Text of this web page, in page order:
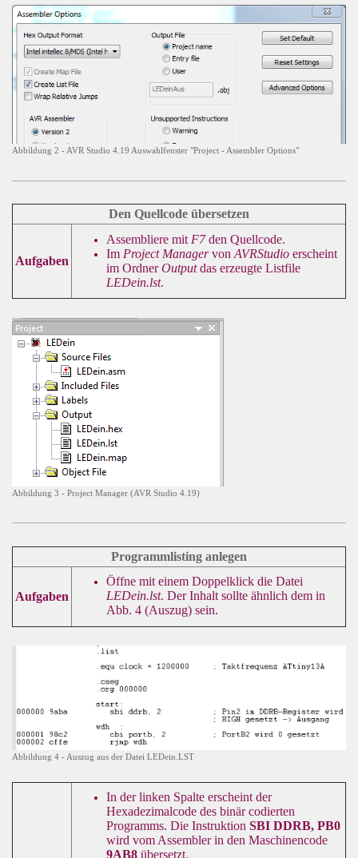
Abbildung 2 - AVR Studio 4.19 Auswahlfenster "Project - Assembler Options"
Den Quellcode übersetzen
Aufgaben
Assembliere mit F7den Quellcode.
Im Project Managervon AVRStudio erscheint
im OrdnerOutputdas erzeugte Listfile
LEDein.lst.
Abbildung 3 - Project Manager (AVR Studio 4.19)
Programmlisting anlegen
Aufgaben
Öffne mit einem Doppelklick die Datei
LEDein.lst. Der Inhalt sollte ähnlich dem in
Abb. 4 (Auszug) sein.
Abbildung 4 - Auszug aus der Datei LEDein.LST
In der linken Spalte erscheint der
Hexadezimalcode des binär codierten
Programms. Die Instruktion SBI DDRB, PB0
wird vom Assembler in den Maschinencode
9AB8 übersetzt.